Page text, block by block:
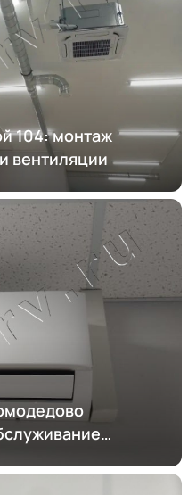
104: монтаж
вентиляции